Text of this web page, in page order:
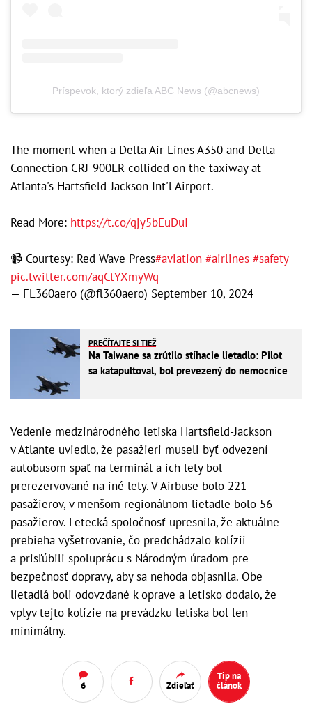
Príspevok, ktorý zdieľa ABC News (@abcnews)
The moment when a Delta Air Lines A350 and Delta
Connection CRJ-900LR collided on the taxiway at
Atlanta's Hartsfield-Jackson Int'l Airport.
Read More: https://t.co/qjy5bEuDuI
📹 Courtesy: Red Wave Press#aviation #airlines #safety
pic.twitter.com/aqCtYXmyWq
— FL360aero (@fl360aero) September 10, 2024
PREČÍTAJTE SI TIEŽ
Na Taiwane sa zrútilo stíhacie lietadlo: Pilot
sa katapultoval, bol prevezený do nemocnice
Vedenie medzinárodného letiska Hartsfield-Jackson
v Atlante uviedlo, že pasažieri museli byť odvezení
autobusom späť na terminál a ich lety bol
prerezervované na iné lety. V Airbuse bolo 221
pasažierov, v menšom regionálnom lietadle bolo 56
pasažierov. Letecká spoločnosť upresnila, že aktuálne
prebieha vyšetrovanie, čo predchádzalo kolízii
a prisľúbili spoluprácu s Národným úradom pre
bezpečnosť dopravy, aby sa nehoda objasnila. Obe
lietadlá boli odovzdané k oprave a letisko dodalo, že
vplyv tejto kolízie na prevádzku letiska bol len
minimálny.
6 Zdieľať
Tip na
článok